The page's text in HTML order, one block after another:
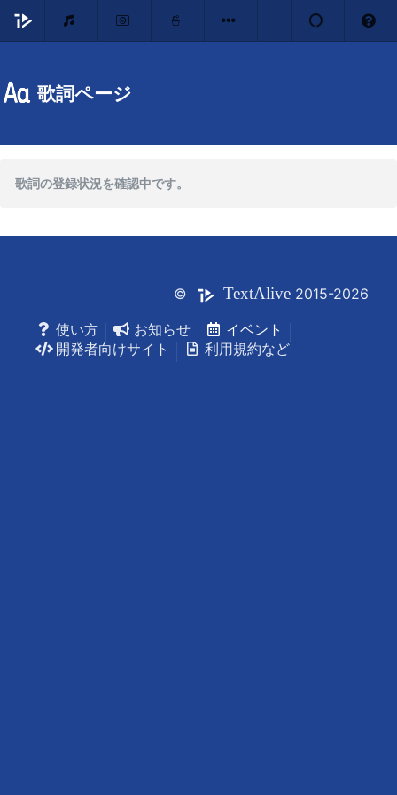
歌詞ページ
歌詞の登録状況を確認中です。
© TextAlive 2015-2026
使い方
お知らせ
イベント
開発者向けサイト
利用規約など